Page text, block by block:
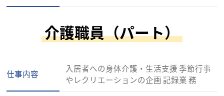
介護職員（パート）
仕事内容
入居者への身体介護・生活支援 季節行事
やレクリエーションの企画 記録業 務